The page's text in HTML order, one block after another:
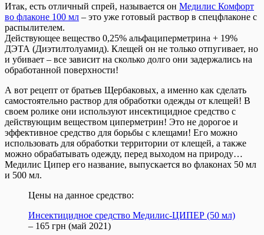
Итак, есть отличный спрей, называется он Медилис Комфорт
во флаконе 100 мл – это уже готовый раствор в спецфлаконе с
распылителем.
Действующее вещество 0,25% альфациперметрина + 19%
ДЭТА (Диэтилтолуамид). Клещей он не только отпугивает, но
и убивает – все зависит на сколько долго они задержались на
обработанной поверхности!
А вот рецепт от братьев Щербаковых, а именно как сделать
самостоятельно раствор для обработки одежды от клещей! В
своем ролике они используют инсектицидное средство с
действующим веществом циперметрин! Это не дорогое и
эффективное средство для борьбы с клещами! Его можно
использовать для обработки территории от клещей, а также
можно обрабатывать одежду, перед выходом на природу…
Медилис Ципер его название, выпускается во флаконах 50 мл
и 500 мл.
Цены на данное средство:
Инсектицидное средство Медилис-ЦИПЕР (50 мл)
– 165 грн (май 2021)